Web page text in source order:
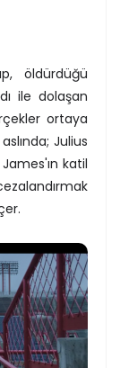
öldürdüğü
ile dolaşan
ortaya
Julius
katil